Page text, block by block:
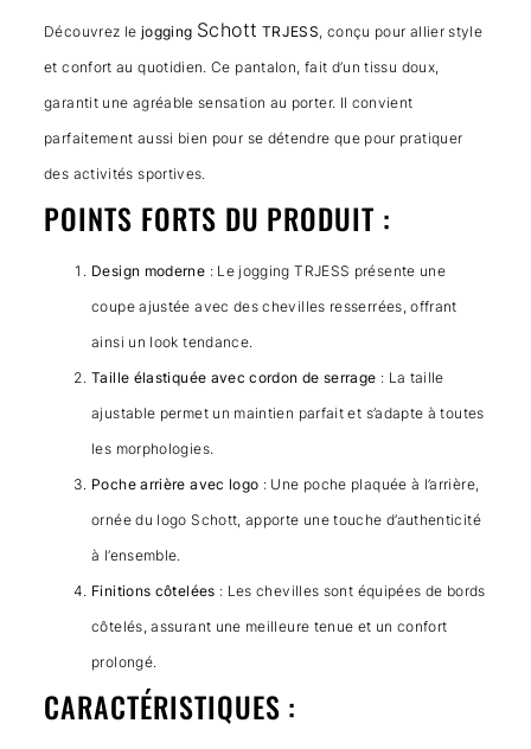
Découvrez le jogging Schott TRJESS, conçu pour allier style
et confort au quotidien. Ce pantalon, fait d’un tissu doux,
garantit une agréable sensation au porter. Il convient
parfaitement aussi bien pour se détendre que pour pratiquer
des activités sportives.
POINTS FORTS DU PRODUIT :
Design moderne : Le jogging TRJESS présente une
coupe ajustée avec des chevilles resserrées, offrant
ainsi un look tendance.
Taille élastiquée avec cordon de serrage : La taille
ajustable permet un maintien parfait et s’adapte à toutes
les morphologies.
Poche arrière avec logo : Une poche plaquée à l’arrière,
ornée du logo Schott, apporte une touche d’authenticité
à l’ensemble.
Finitions côtelées : Les chevilles sont équipées de bords
côtelés, assurant une meilleure tenue et un confort
prolongé.
CARACTÉRISTIQUES :